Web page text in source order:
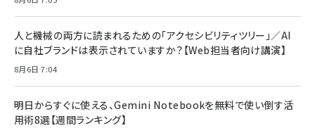
人と機械の両方に読まれるための「アクセシビリティツリー」／AI
に自社ブランドは表示されていますか？【Web担当者向け講演】
8月6日 7:04
明日からすぐに使える、Gemini Notebookを無料で使い倒す活
用術8選【週間ランキング】